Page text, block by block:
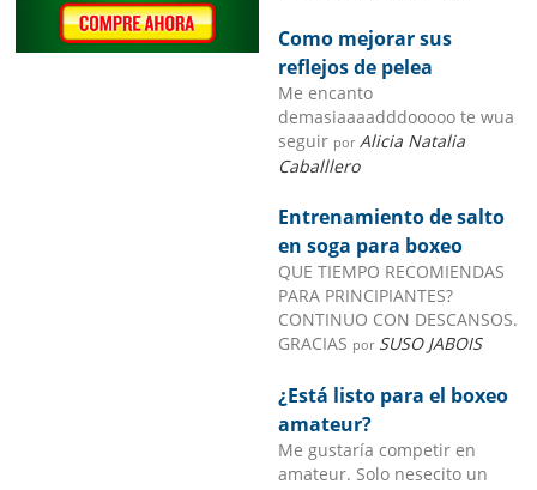
Como mejorar sus
reflejos de pelea
Me encanto
demasiaaaadddooooo te wua
seguir por Alicia Natalia
Caballlero
Entrenamiento de salto
en soga para boxeo
QUE TIEMPO RECOMIENDAS
PARA PRINCIPIANTES?
CONTINUO CON DESCANSOS.
GRACIAS por SUSO JABOIS
¿Está listo para el boxeo
amateur?
Me gustaría competir en
amateur. Solo nesecito un